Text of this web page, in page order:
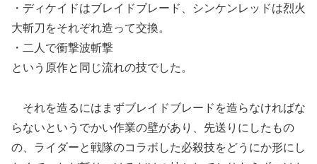
・ディケイドはブレイドブレード、シンケンレッドは烈火
大斬刀をそれぞれ造って交換。
・二人で衝撃波斬撃
という原作と同じ流れの技でした。
それを造るにはまずブレイドブレードを造らなければな
らないというでかい作業の壁があり、先送りにしたもの
の、ライダーと戦隊のコラボした必殺技をどうにか形にし